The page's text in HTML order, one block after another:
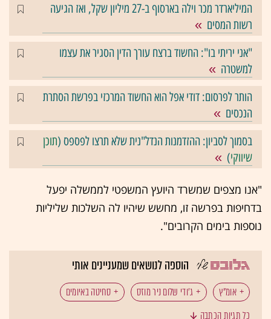
המיליארדר מכר וילה בארסוף ב-27 מיליון שקל, ואז הגיעה
רשות המסים
"אני יריתי בו": החשוד ברצח עורך הדין הסגיר את עצמו
למשטרה
הותר לפרסום: דודי אפל הוא החשוד המרכזי בפרשת הסתרת
הנכסים
בסמוך לסביון: ההזדמנות הנדל"נית שלא תרצו לפספס (תוכן
שיווקי)
"אנו מצפים שמשרד היועץ המשפטי לממשלה יפעל
בדחיפות בפרשה זו, מחשש שיהיו לה השלכות שליליות
נוספות בימים הקרובים".
הוספה לנושאים שמעניינים אותי
אומ"ץ ג'ודי שלום ניר מוזס סחיטה באיומים
כל תגיות הכתבה